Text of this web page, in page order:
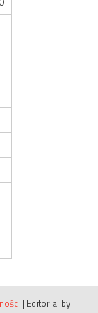
| Editorial by